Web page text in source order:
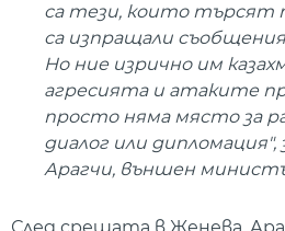
са тези, които търсят
са изпращали
Но ние изрично им
агресията и атаките
просто няма място за
диалог или дипломация",
Арагчи, външен